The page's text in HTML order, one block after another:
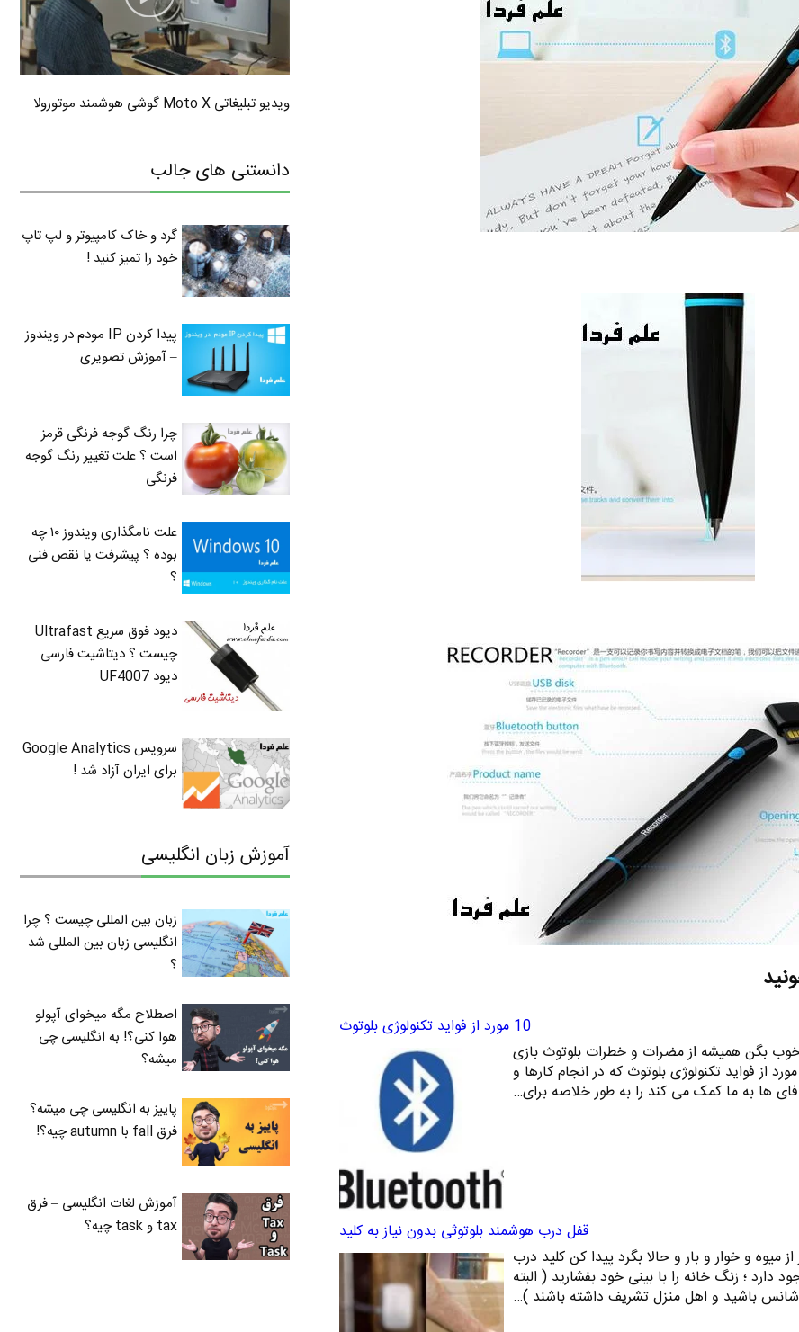
10 مورد از فواید تکنولوژی بلوتوث
خوب بگن همیشه از مضرات و خطرات بلوتوث بازی
برایمان گفته اند . اما این بار 10 مورد از فواید تکنولوژی بلوتوث که در انجام کارها و
فای ها به ما کمک می کند را به طور خلاصه برای…
قفل درب هوشمند بلوتوثی بدون نیاز به کلید
میوه و خوار و بار و حالا بگرد پیدا کن کلید درب
دارد ؛ زنگ خانه را با بینی خود بفشارید ( البته
باشید و اهل منزل تشریف داشته باشند )…
ویدیو تبلیغاتی Moto X گوشی هوشمند موتورولا
دانستنی های جالب
گرد و خاک کامپیوتر و لپ تاپ
خود را تمیز کنید !
پیدا کردن IP مودم در ویندوز
– آموزش تصویری
چرا رنگ گوجه فرنگی قرمز
است ؟ علت تغییر رنگ گوجه
فرنگی
علت نامگذاری ویندوز ۱۰ چه
بوده ؟ پیشرفت یا نقص فنی
؟
دیود فوق سریع Ultrafast
چیست ؟ دیتاشیت فارسی
دیود UF4007
سرویس Google Analytics
برای ایران آزاد شد !
آموزش زبان انگلیسی
زبان بین المللی چیست ؟ چرا
انگلیسی زبان بین المللی شد
؟
اصطلاح مگه میخوای آپولو
هوا کنی؟! به انگلیسی چی
میشه؟
پاییز به انگلیسی چی میشه؟
فرق fall با autumn چیه؟!
آموزش لغات انگلیسی – فرق
tax و task چیه؟